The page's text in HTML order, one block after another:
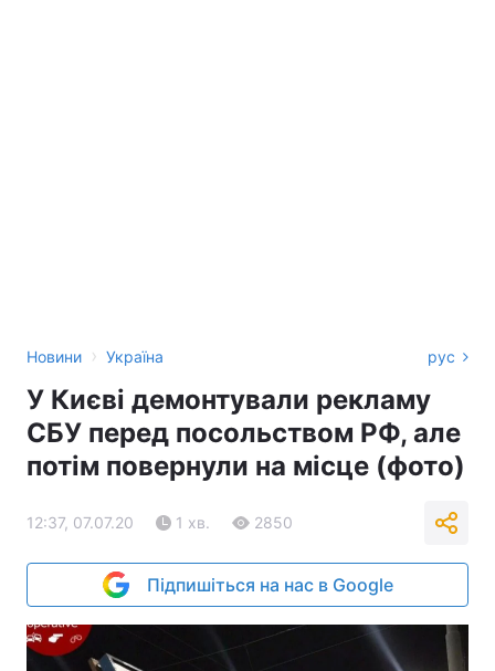
Новини › Україна рус
У Києві демонтували рекламу
СБУ перед посольством РФ, але
потім повернули на місце (фото)
12:37, 07.07.20 1 хв. 2850
Підпишіться на нас в Google